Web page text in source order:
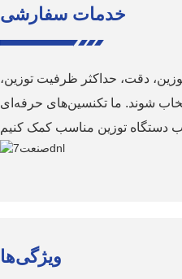
خدمات سفارشی
دقت، حداکثر ظرفیت توزین،
شوند. ما تکنسین‌های حرفه‌ای
ویژگی‌ها